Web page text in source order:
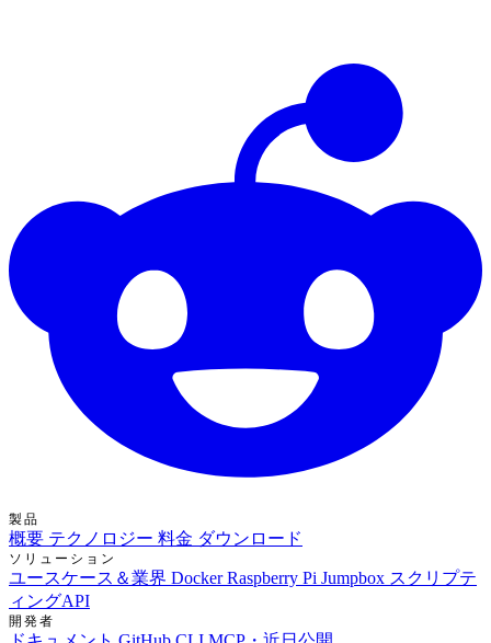
製品
概要 テクノロジー 料金 ダウンロード
ソリューション
ユースケース＆業界 DockerRaspberry Pi Jumpbox スクリプテ
ィングAPI
開発者